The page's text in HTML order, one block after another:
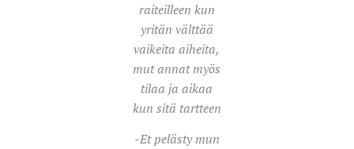
raiteilleen kun
yritän välttää
vaikeita aiheita,
mut annat myös
tilaa ja aikaa
kun sitä tartteen
-Et pelästy mun